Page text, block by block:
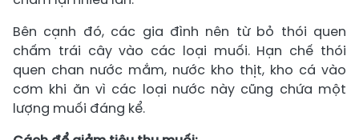
Bên cạnh đó, các gia đình nên từ bỏ thói quen
chấm trái cây vào các loại muối. Hạn chế thói
quen chan nước mắm, nước kho thịt, kho cá vào
cơm khi ăn vì các loại nước này cũng chứa một
lượng muối đáng kể.